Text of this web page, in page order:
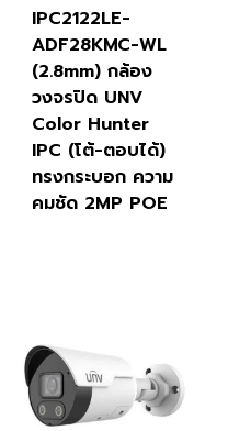
IPC2122LE-
ADF28KMC-WL
(2.8mm) กล้อง
วงจรปิด UNV
Color Hunter
IPC (โต้-ตอบได้)
ทรงกระบอก ความ
คมชัด 2MP POE